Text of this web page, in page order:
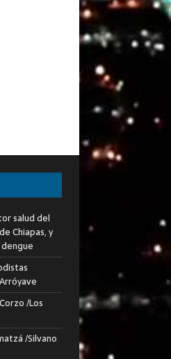
salud del
Chiapas, y
/Los
/Silvano